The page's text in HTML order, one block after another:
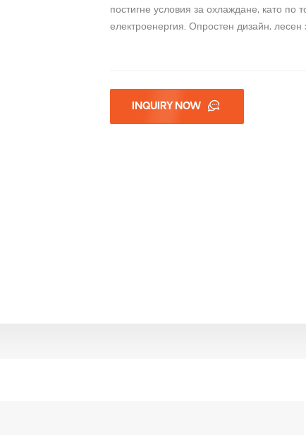
постигне условия за охлаждане, като по
електроенергия. Опростен дизайн,
INQUIRY NOW